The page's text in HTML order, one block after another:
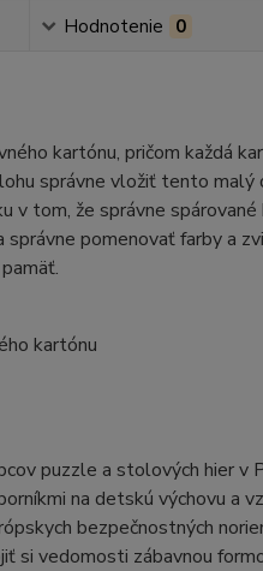
Hodnotenie 0
kartónu, pričom každá
správne vložiť tento
tom, že správne spárované
pomenovať farby a
kartónu
puzzle a stolových hier v
na detskú výchovu a
bezpečnostných
si vedomosti zábavnou